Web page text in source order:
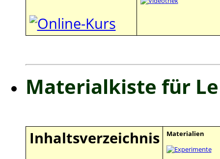
Materialkiste für
Inhaltsverzeichnis Materialien